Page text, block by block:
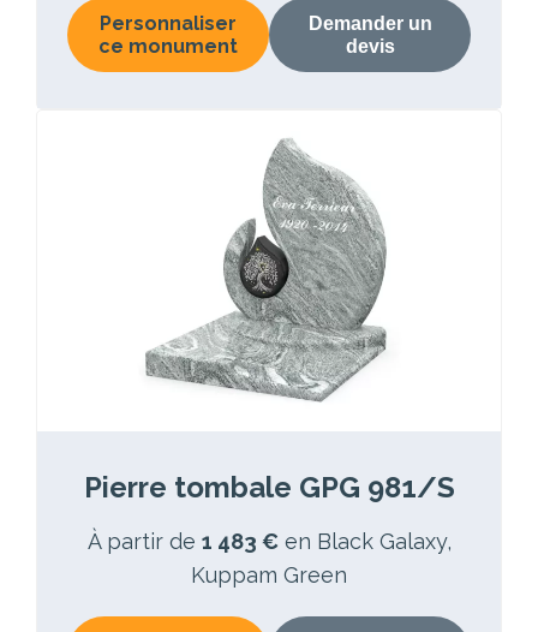
Personnaliser
ce monument
Demander un
devis
Pierre tombale GPG 981/S
À partir de 1 483 € en Black Galaxy,
Kuppam Green